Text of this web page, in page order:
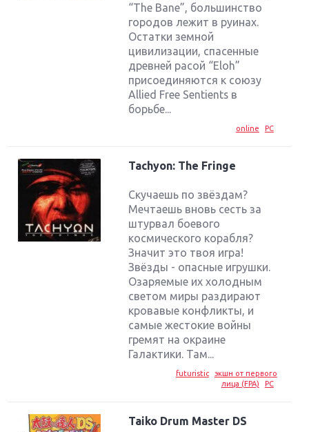
“The Bane”, большинство
городов лежит в руинах.
Остатки земной
цивилизации, спасенные
древней расой “Eloh”
присоединяются к союзу
Allied Free Sentients в
борьбе...
online PC
Tachyon: The Fringe
Скучаешь по звёздам?
Мечтаешь вновь сесть за
штурвал боевого
космического корабля?
Значит это твоя игра!
Звёзды - опасные игрушки.
Озаряемые их холодным
светом миры раздирают
кровавые конфликты, и
самые жестокие войны
гремят на окраине
Галактики. Там...
futuristic
экшн от первого
лица (FPA)
PC
Taiko Drum Master DS